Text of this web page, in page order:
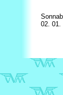
02. 01.